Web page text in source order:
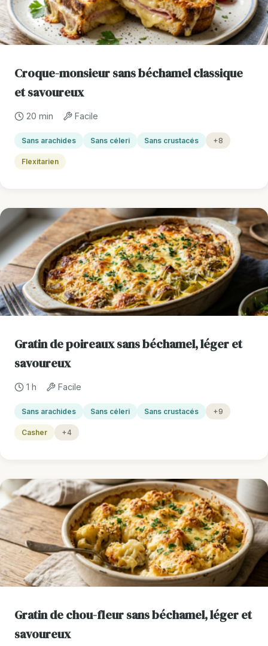
Croque-monsieur sans béchamel classique
et savoureux
20 min Facile
Sans arachides Sans céleri Sans crustacés +8
Flexitarien
Gratin de poireaux sans béchamel, léger et
savoureux
1 h Facile
Sans arachides Sans céleri Sans crustacés +9
Casher +4
Gratin de chou-fleur sans béchamel, léger et
savoureux